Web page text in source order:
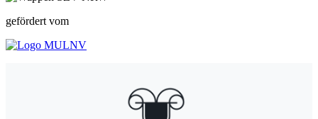
gefördert vom